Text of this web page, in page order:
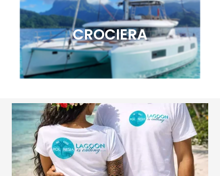
CROCIERA